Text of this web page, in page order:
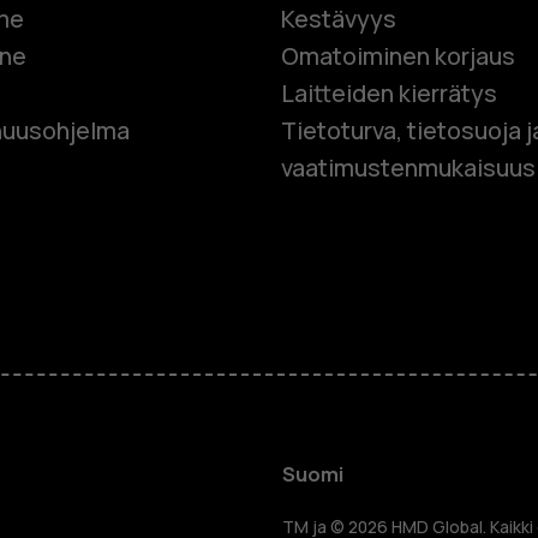
HMD Terra
Yrityksille
Kestävyys
Omatoiminen korjaus
Laitteiden kierrätys
Tietoturva, tietosuoja
vaatimustenmukaisuus
Suomi
TM ja © 2026 HMD Global.